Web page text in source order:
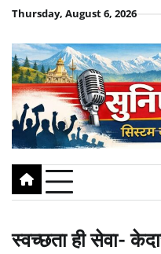
Skip
content
Thursday, August 6, 2026
स्वच्छता ही सेवा-